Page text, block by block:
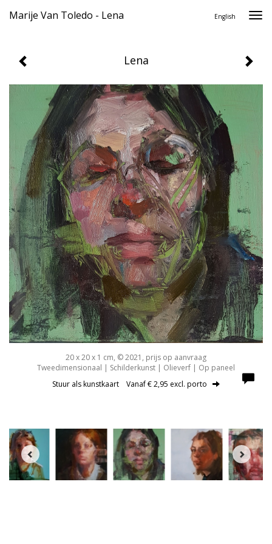
Marije Van Toledo - Lena English
Lena
20 x 20 x 1 cm, © 2021, prijs op aanvraag
Tweedimensionaal | Schilderkunst | Olieverf | Op paneel
Stuur als kunstkaart Vanaf € 2,95 excl. porto